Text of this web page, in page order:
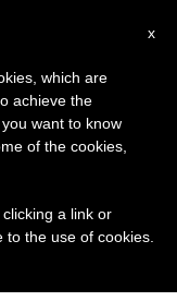
x
which are
achieve the
want to know
of the cookies,
a link or
the use of cookies.